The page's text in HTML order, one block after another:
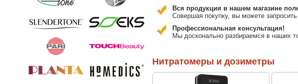
Вся продукция в нашем магазине
Совершая покупку, вы можете
Профессиональная консультация!
Мы досконально разбираемся в наших
Нитратомеры и дозиметры